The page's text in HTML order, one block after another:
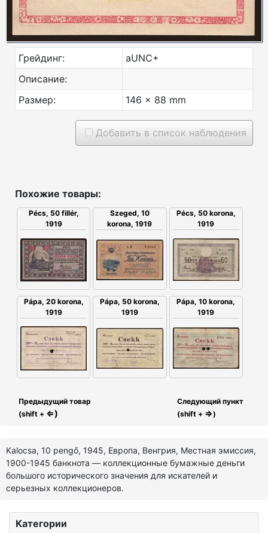
Категории
Грейдинг:
aUNC+
Описание:
Размер:
146 x 88 mm
Добавить в список наблюдения
Похожие товары:
Pécs, 50 fillér,
1919
Szeged, 10
korona, 1919
Pécs, 50 korona,
1919
Pápa, 20 korona,
1919
Pápa, 50 korona,
1919
Pápa, 10 korona,
1919
Предыдущий товар
(shift + ⇐)
Следующий пункт
(shift + ⇒)
Kalocsa, 10 pengő, 1945, Европа, Венгрия, Местная эмиссия,
1900-1945 банкнота — коллекционные бумажные деньги
большого исторического значения для искателей и
серьезных коллекционеров.